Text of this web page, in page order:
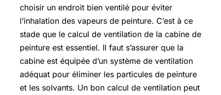
choisir un endroit bien ventilé pour éviter
l’inhalation des vapeurs de peinture. C’est à ce
stade que le calcul de ventilation de la cabine de
peinture est essentiel. Il faut s’assurer que la
cabine est équipée d’un système de ventilation
adéquat pour éliminer les particules de peinture
et les solvants. Un bon calcul de ventilation peut